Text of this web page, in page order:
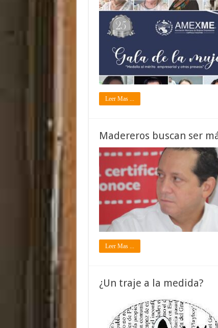
Leer Mas ...
Madereros buscan ser
Leer Mas ...
¿Un traje a la medida?